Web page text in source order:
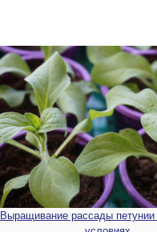
Выращивание рассады